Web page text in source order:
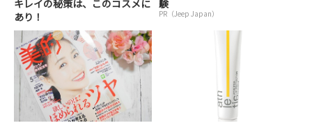
キレイの秘策は、このコスメに
あり！
験
PR（Jeep Japan）